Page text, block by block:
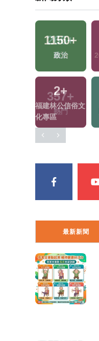
1150+
政治
2+
福建林公信俗文
化專區
最新新聞